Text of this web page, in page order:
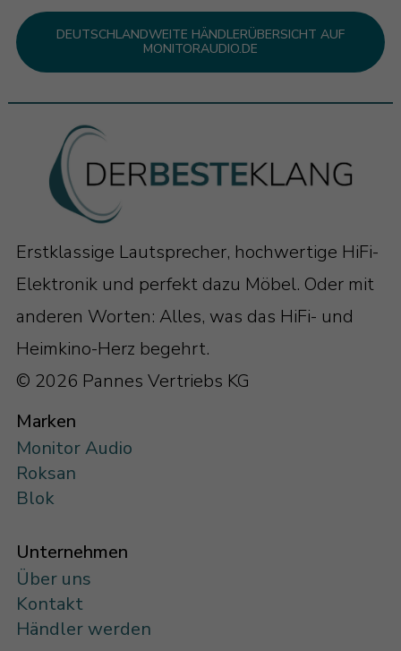
DEUTSCHLANDWEITE HÄNDLERÜBERSICHT AUF
MONITORAUDIO.DE
Erstklassige Lautsprecher, hochwertige HiFi-
Elektronik und perfekt dazu Möbel. Oder mit
anderen Worten: Alles, was das HiFi- und
Heimkino-Herz begehrt.
© 2026 Pannes Vertriebs KG
Marken
Monitor Audio
Roksan
Blok
Unternehmen
Über uns
Kontakt
Händler werden